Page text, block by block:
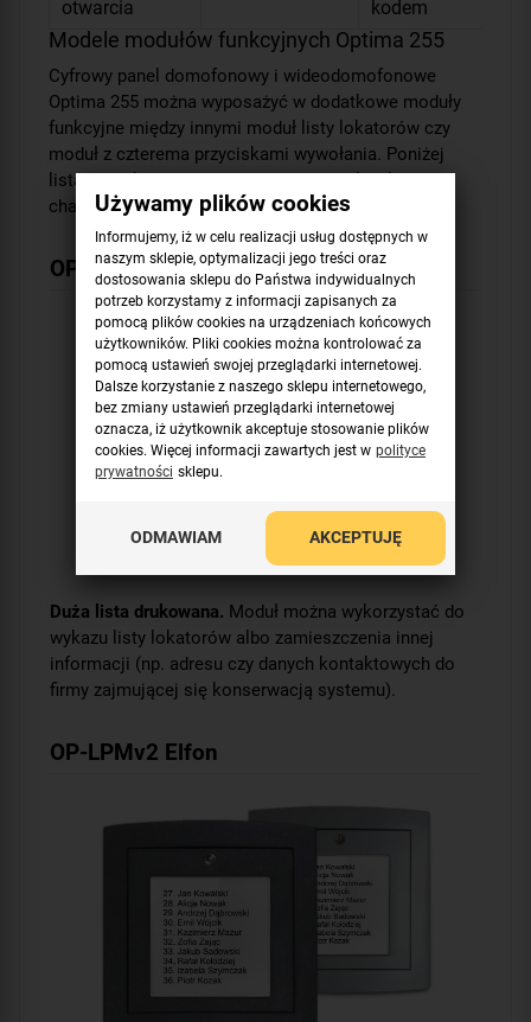
otwarcia kodem
Modele modułów funkcyjnych Optima 255
Cyfrowy panel domofonowy i wideodomofonowe
Optima 255 można wyposażyć w dodatkowe moduły
funkcyjne między innymi moduł listy lokatorów czy
moduł z czterema przyciskami wywołania. Poniżej
lista dodatkowych urządzeń wraz z ich krótką
charakterystyką. Moduły należy dokupić osobno.
OP-LP Elfon
Duża lista drukowana. Moduł można wykorzystać do
wykazu listy lokatorów albo zamieszczenia innej
informacji (np. adresu czy danych kontaktowych do
firmy zajmującej się konserwacją systemu).
OP-LPMv2 Elfon
Używamy plików cookies
Informujemy, iż w celu realizacji usług dostępnych w
naszym sklepie, optymalizacji jego treści oraz
dostosowania sklepu do Państwa indywidualnych
potrzeb korzystamy z informacji zapisanych za
pomocą plików cookies na urządzeniach końcowych
użytkowników. Pliki cookies można kontrolować za
pomocą ustawień swojej przeglądarki internetowej.
Dalsze korzystanie z naszego sklepu internetowego,
bez zmiany ustawień przeglądarki internetowej
oznacza, iż użytkownik akceptuje stosowanie plików
cookies. Więcej informacji zawartych jest w polityce
prywatności sklepu.
ODMAWIAM AKCEPTUJĘ